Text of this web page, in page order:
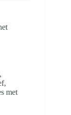
met